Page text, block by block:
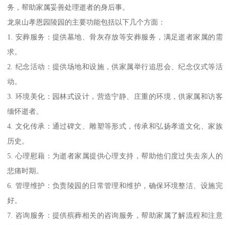
务，帮助家属妥善处理逝者的身后事。
龙泉山孝恩园陵园的主要功能包括以下几个方面：
1. 安葬服务：提供墓地、骨灰存放等安葬服务，满足逝者家属的需
求。
2. 纪念活动：提供场地和设施，供家属举行追思会、纪念仪式等活
动。
3. 环境美化：园林式设计，营造宁静、庄重的环境，供家属和访客
缅怀逝者。
4. 文化传承：通过碑文、雕塑等形式，传承和弘扬孝道文化、家族
历史。
5. 心理慰藉：为逝者家属提供心理支持，帮助他们度过失去亲人的
悲痛时期。
6. 管理维护：负责陵园的日常管理和维护，确保环境整洁、设施完
好。
7. 咨询服务：提供殡葬相关的咨询服务，帮助家属了解流程和注意